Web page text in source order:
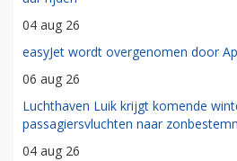
04 aug 26
easyJet wordt overgenomen door
06 aug 26
Luchthaven Luik krijgt komende
passagiersvluchten naar
04 aug 26